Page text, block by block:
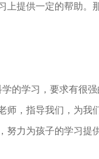
提供一定的帮助。
学习，要求有很
，指导我们，为
力为孩子的学习提